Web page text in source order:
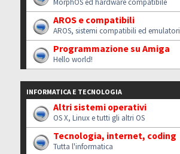
AROS e compatibili
AROS, sistemi compatibili ed emulatori
Programmazione su Amiga
Hello world!
INFORMATICA E TECNOLOGIA
Altri sistemi operativi
OS X, Linux e tutti gli altri OS
Tecnologia, internet, coding
Tutta l'informatica